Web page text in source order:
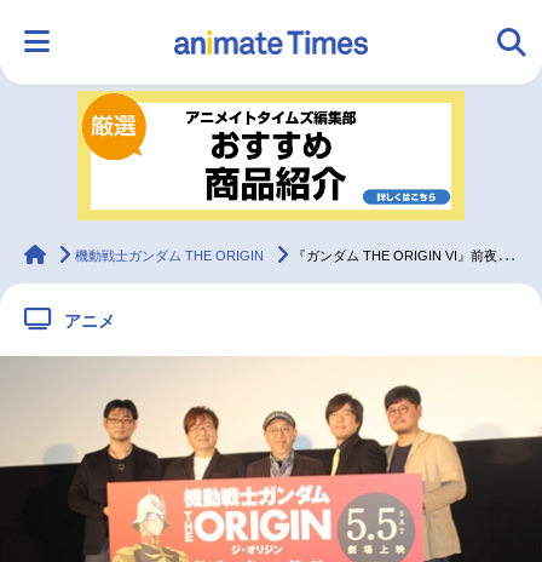
ランキング アニメ
ラジオ
配信・Vtuber トレンド
最新記事一覧
アニメ記事一覧 声優記事一覧
animateTimes
機動戦士ガンダム THE ORIGIN 『ガンダム THE ORIGIN VI』前夜祭レポート
アニメ